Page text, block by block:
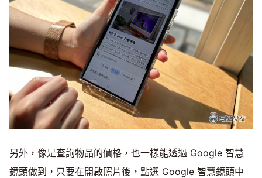
另外，像是查詢物品的價格，也一樣能透過 Google 智慧
鏡頭做到，只要在開啟照片後，點選 Google 智慧鏡頭中